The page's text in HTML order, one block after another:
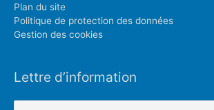
Plan du site
Politique de protection des données
Gestion des cookies
Lettre d’information